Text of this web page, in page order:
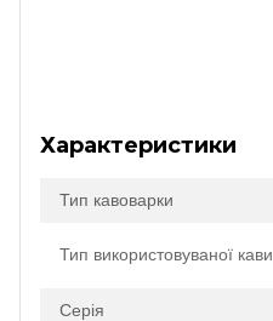
Характеристики
Тип кавоварки
Тип використовуваної кави
Серія